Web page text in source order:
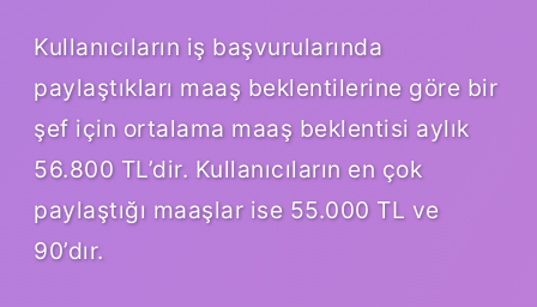
Kullanıcıların iş başvurularında
paylaştıkları maaş beklentilerine göre bir
şef için ortalama maaş beklentisi aylık
56.800 TL’dir. Kullanıcıların en çok
paylaştığı maaşlar ise 55.000 TL ve
90’dır.